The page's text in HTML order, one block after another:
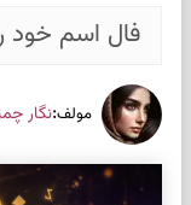
فال اسم خود
مولف:نگار